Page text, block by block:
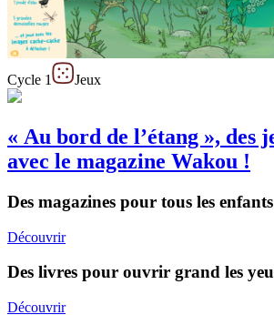
Cycle 1 Jeux
« Au bord de l’étang », des
avec le magazine Wakou !
Des magazines pour tous les enfants
Découvrir
Des livres pour ouvrir grand les
Découvrir